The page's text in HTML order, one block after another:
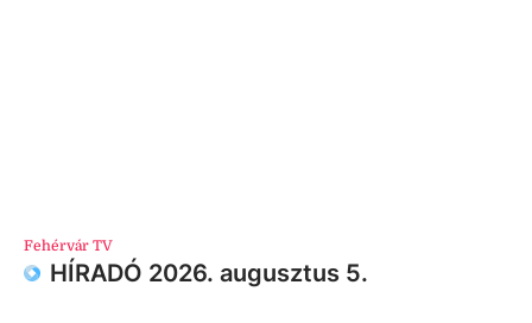
Fehérvár TV
HÍRADÓ 2026. augusztus 5.